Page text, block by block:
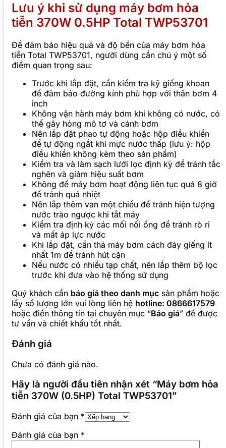
Lưu ý khi sử dụng máy bơm hỏa
tiễn 370W 0.5HP Total TWP53701
Để đảm bảo hiệu quả và độ bền của máy bơm hỏa
tiễn Total TWP53701, người dùng cần chú ý một số
điểm quan trọng sau:
Trước khi lắp đặt, cần kiểm tra kỹ giếng khoan
để đảm bảo đường kính phù hợp với thân bơm 4
inch
Không vận hành máy bơm khi không có nước, có
thể gây hỏng mô tơ và cánh bơm
Nên lắp đặt phao tự động hoặc hộp điều khiển
để tự động ngắt khi mực nước thấp (lưu ý: hộp
điều khiển không kèm theo sản phẩm)
Kiểm tra và làm sạch lưới lọc định kỳ để tránh tắc
nghẽn và giảm hiệu suất bơm
Không để máy bơm hoạt động liên tục quá 8 giờ
để tránh quá nhiệt
Nên lắp thêm van một chiều để tránh hiện tượng
nước trào ngược khi tắt máy
Kiểm tra định kỳ các mối nối ống để tránh rò rỉ
và mất áp lực nước
Khi lắp đặt, cần thả máy bơm cách đáy giếng ít
nhất 1m để tránh hút cặn
Nếu nước có nhiều tạp chất, nên lắp thêm bộ lọc
trước khi đưa vào hệ thống sử dụng
Quý khách cần báo giá theo danh mục sản phẩm hoặc
lấy số lượng lớn vui lòng liên hệ hotline: 0866617579
hoặc điền thông tin tại chuyên mục “Báo giá” để được
tư vấn và chiết khấu tốt nhất.
Đánh giá
Chưa có đánh giá nào.
Hãy là người đầu tiên nhận xét “Máy bơm hỏa
tiễn 370W (0.5HP) Total TWP53701”
Đánh giá của bạn *
Đánh giá của bạn *